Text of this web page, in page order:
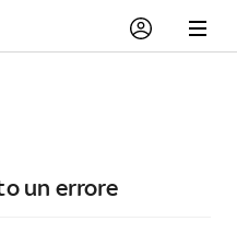
un errore